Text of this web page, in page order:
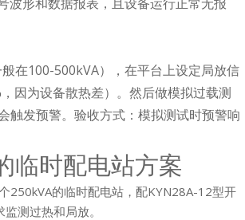
在100-500kVA），在平台上设定局放信
因为设备散热差）。然后做模拟过载测
触发预警。验收方式：模拟测试时预警响
临时配电站方案
250kVA的临时配电站，配KYN28A-12型开
测过热和局放。